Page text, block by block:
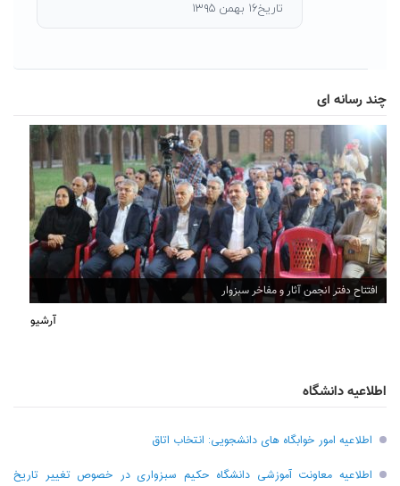
تاریخ۱۶ بهمن ۱۳۹۵
چند رسانه ای
افتتاح دفتر انجمن آثار و مفاخر سبزوار
آرشیو
اطلاعیه دانشگاه
اطلاعیه امور خوابگاه های دانشجویی: انتخاب اتاق
اطلاعیه معاونت آموزشی دانشگاه حکیم سبزواری در خصوص تغییر تاریخ